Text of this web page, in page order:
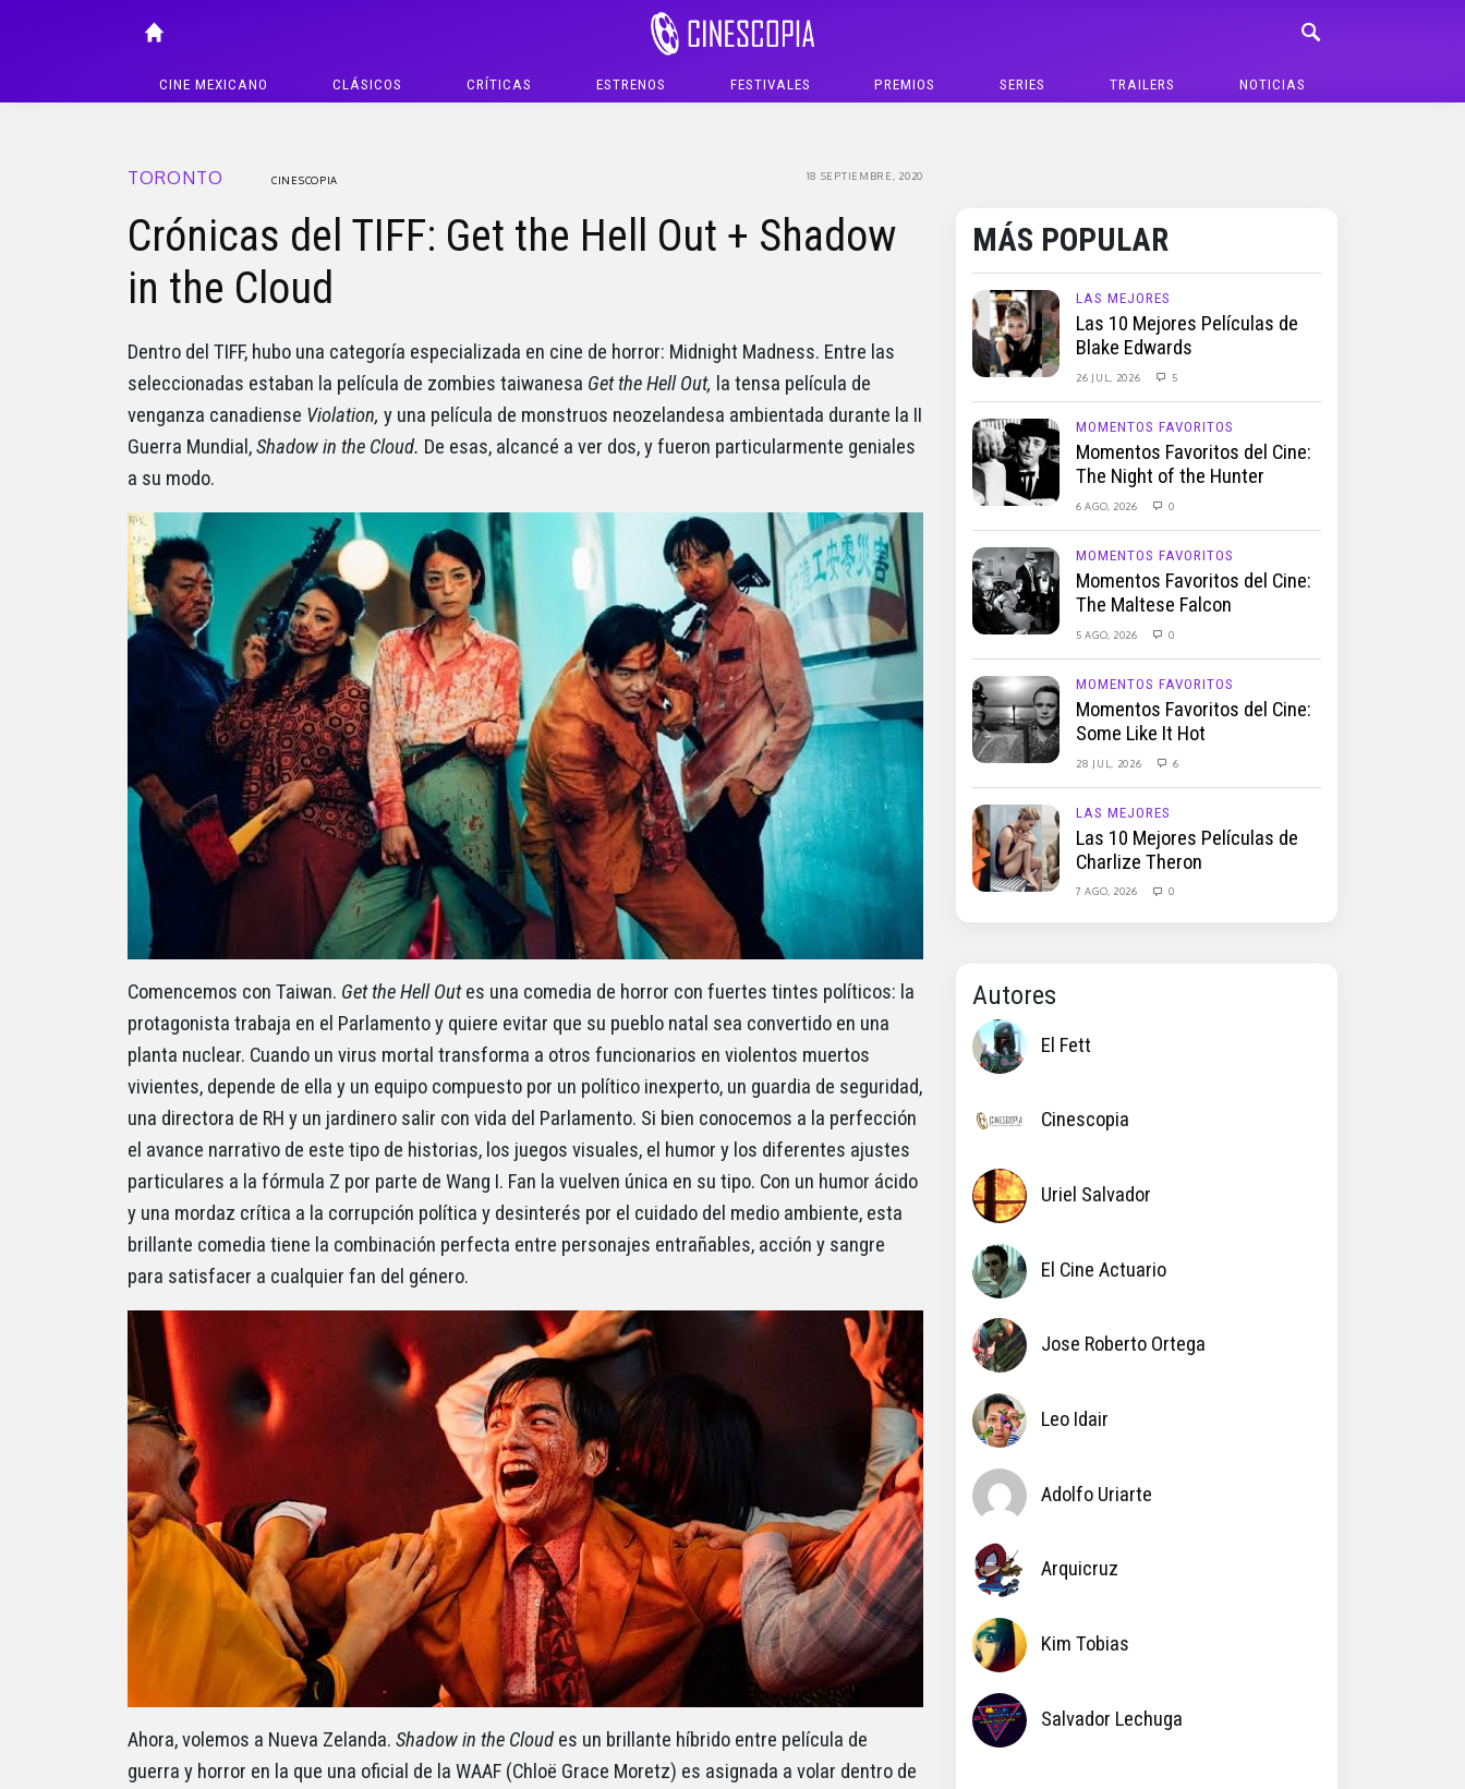
CINE MEXICANO CLÁSICOS CRÍTICAS ESTRENOS FESTIVALES PREMIOS SERIES TRAILERS NOTICIAS
TORONTO 18 SEPTIEMBRE, 2020
CINESCOPIA
Crónicas del TIFF: Get the Hell Out + Shadow
in the Cloud
Dentro del TIFF, hubo una categoría especializada en cine de horror: Midnight Madness. Entre las
seleccionadas estaban la película de zombies taiwanesa Get the Hell Out, la tensa película de
venganza canadiense Violation, y una película de monstruos neozelandesa ambientada durante la II
Guerra Mundial,Shadow in the Cloud. De esas, alcancé a ver dos, y fueron particularmente geniales
a su modo.
Comencemos con Taiwan. Get the Hell Outes una comedia de horror con fuertes tintes políticos: la
protagonista trabaja en el Parlamento y quiere evitar que su pueblo natal sea convertido en una
planta nuclear. Cuando un virus mortal transforma a otros funcionarios en violentos muertos
vivientes, depende de ella y un equipo compuesto por un político inexperto, un guardia de seguridad,
una directora de RH y un jardinero salir con vida del Parlamento. Si bien conocemos a la perfección
el avance narrativo de este tipo de historias, los juegos visuales, el humor y los diferentes ajustes
particulares a la fórmula Z por parte de Wang I. Fan la vuelven única en su tipo. Con un humor ácido
y una mordaz crítica a la corrupción política y desinterés por el cuidado del medio ambiente, esta
brillante comedia tiene la combinación perfecta entre personajes entrañables, acción y sangre
para satisfacer a cualquier fan del género.
Ahora, volemos a Nueva Zelanda. Shadow in the Cloudes un brillante híbrido entre película de
guerra y horror en la que una oficial de la WAAF (Chloë Grace Moretz) es asignada a volar dentro de
MÁS POPULAR
LAS MEJORES
Las 10 Mejores Películas de
Blake Edwards
26 JUL, 2026 5
MOMENTOS FAVORITOS
Momentos Favoritos del Cine:
The Night of the Hunter
6 AGO, 2026 0
MOMENTOS FAVORITOS
Momentos Favoritos del Cine:
The Maltese Falcon
5 AGO, 2026 0
MOMENTOS FAVORITOS
Momentos Favoritos del Cine:
Some Like It Hot
28 JUL, 2026 6
LAS MEJORES
Las 10 Mejores Películas de
Charlize Theron
7 AGO, 2026 0
Autores
El Fett
Cinescopia
Uriel Salvador
El Cine Actuario
Jose Roberto Ortega
Leo Idair
Adolfo Uriarte
Arquicruz
Kim Tobias
Salvador Lechuga